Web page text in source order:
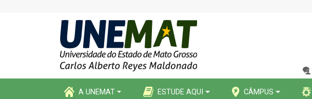
A UNEMAT ESTUDE AQUI CÂMPUS